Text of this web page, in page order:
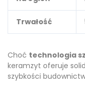
Trwałość
Choć technologia
keramzyt oferuje
szybkości